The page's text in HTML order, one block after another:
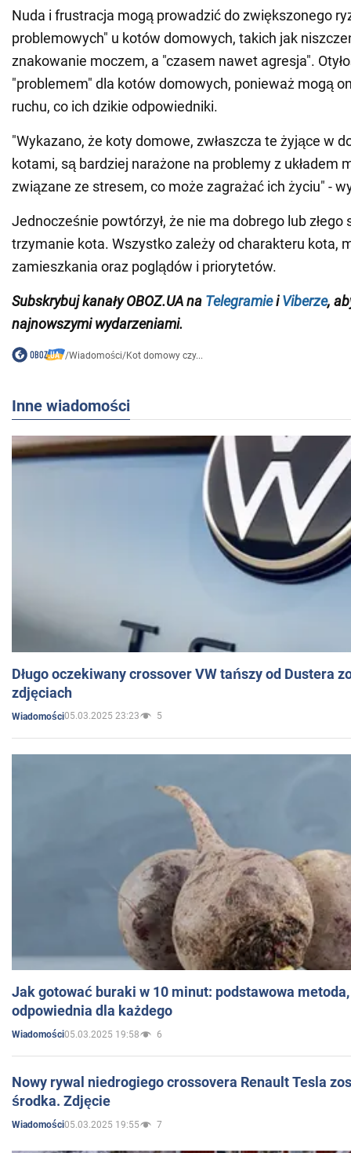
Nuda i frustracja mogą prowadzić do zwiększonego
problemowych" u kotów domowych, takich jak
znakowanie moczem, a "czasem nawet agresja".
"problemem" dla kotów domowych, ponieważ mogą
ruchu, co ich dzikie odpowiedniki.
"Wykazano, że koty domowe, zwłaszcza te żyjące w
kotami, są bardziej narażone na problemy z układem
związane ze stresem, co może zagrażać ich życiu" -
Jednocześnie powtórzył, że nie ma dobrego lub złego
trzymanie kota. Wszystko zależy od charakteru kota,
zamieszkania oraz poglądów i priorytetów.
SubskrybujkanałyOBOZ.UA na TelegramieiViberze,
najnowszymi wydarzeniami.
/Wiadomości/Kot domowy czy...
Inne wiadomości
Długo oczekiwany crossover VW tańszy od Dustera
zdjęciach
Wiadomości05.03.2025 23:23 5
Jak gotować buraki w 10 minut: podstawowa
odpowiednia dla każdego
Wiadomości05.03.2025 19:58 6
Nowy rywal niedrogiego crossovera Renault Tesla
środka. Zdjęcie
Wiadomości05.03.2025 19:55 7